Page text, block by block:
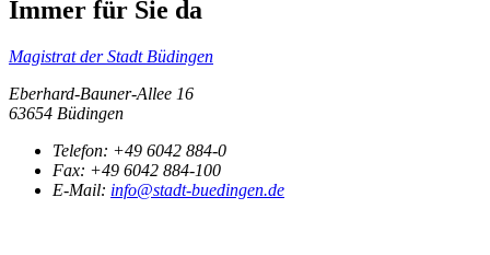
Immer für Sie da
Magistrat der Stadt Büdingen
Eberhard-Bauner-Allee 16
63654 Büdingen
Telefon: +49 6042 884-0
Fax: +49 6042 884-100
E-Mail: info@stadt-buedingen.de